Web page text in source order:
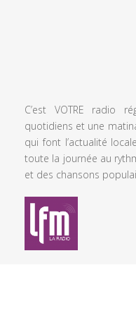
C’est VOTRE radio
quotidiens et une
qui font l’actualité
toute la journée au
et des chansons